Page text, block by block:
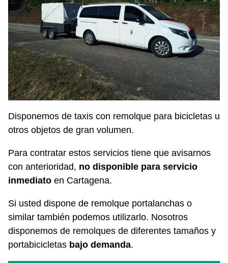
Disponemos de taxis con remolque para bicicletas u
otros objetos de gran volumen.
Para contratar estos servicios tiene que avisarnos
con anterioridad, no disponible para servicio
inmediato en Cartagena.
Si usted dispone de remolque portalanchas o
similar también podemos utilizarlo. Nosotros
disponemos de remolques de diferentes tamaños y
portabicicletas bajo demanda.